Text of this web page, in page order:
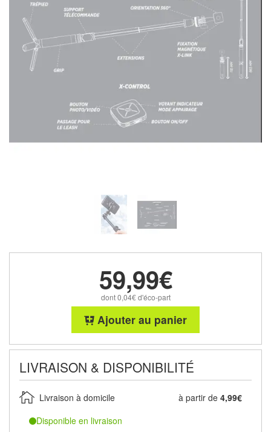
59,99€
dont 0,04€ d'éco-part
Ajouter au panier
LIVRAISON & DISPONIBILITÉ
Livraison à domicile à partir de 4,99€
Disponible en livraison